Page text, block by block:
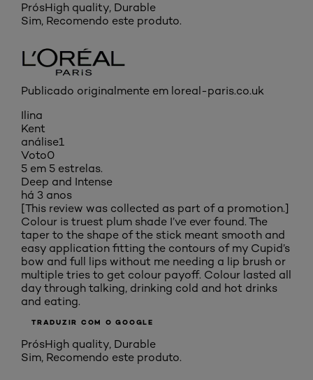
PrósHigh quality, Durable
Sim, Recomendo este produto.
Publicado originalmente em loreal-paris.co.uk
Ilina
Kent
análise1
Voto0
5 em 5 estrelas.
Deep and Intense
há 3 anos
[This review was collected as part of a promotion.]
Colour is truest plum shade I’ve ever found. The
taper to the shape of the stick meant smooth and
easy application fitting the contours of my Cupid’s
bow and full lips without me needing a lip brush or
multiple tries to get colour payoff. Colour lasted all
day through talking, drinking cold and hot drinks
and eating.
TRADUZIR COM O GOOGLE
PrósHigh quality, Durable
Sim, Recomendo este produto.